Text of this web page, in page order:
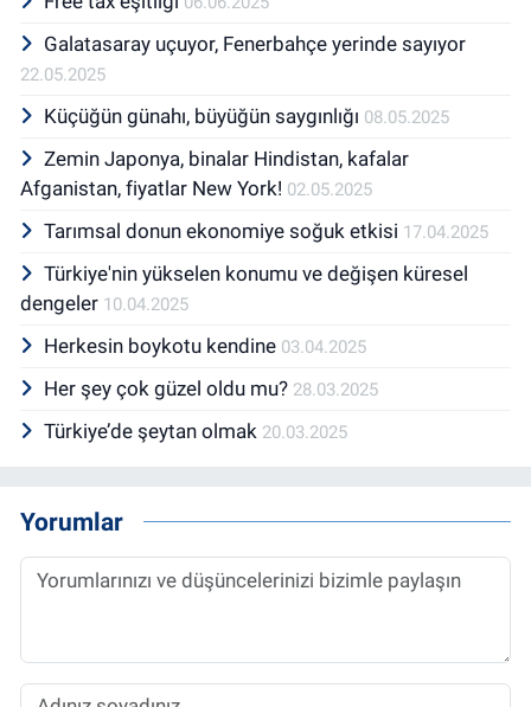
Galatasaray uçuyor, Fenerbahçe yerinde sayıyor
22.05.2025
Küçüğün günahı, büyüğün saygınlığı 08.05.2025
Zemin Japonya, binalar Hindistan, kafalar
Afganistan, fiyatlar New York! 02.05.2025
Tarımsal donun ekonomiye soğuk etkisi 17.04.2025
Türkiye'nin yükselen konumu ve değişen küresel
dengeler 10.04.2025
Herkesin boykotu kendine 03.04.2025
Her şey çok güzel oldu mu? 28.03.2025
Türkiye’de şeytan olmak 20.03.2025
Yorumlar